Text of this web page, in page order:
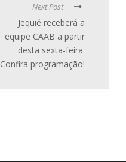
Next Post
Jequié receberá a
equipe CAAB a partir
desta sexta-feira.
Confira programação!